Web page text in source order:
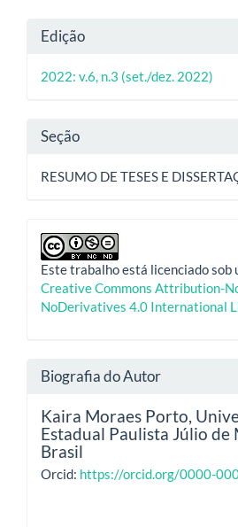
Detalhes
do
artigo
Edição
2022: v.6, n.3 (set./dez. 2022)
Seção
RESUMO DE TESES E
Este trabalho está licenciado sob
Creative Commons Attribution-
NoDerivatives 4.0 International
Biografia do Autor
Kaira Moraes Porto,
Estadual Paulista Júlio de
Brasil
Orcid: https://orcid.org/0000-